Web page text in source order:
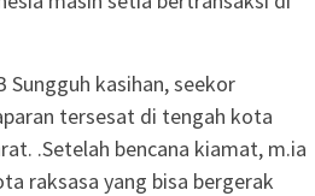
Sungguh kasihan, seekor
tersesat di tengah kota
.Setelah bencana kiamat, m.ia
raksasa yang bisa bergerak